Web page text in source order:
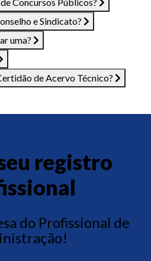
e Sindicato?
uma?
de Acervo Técnico?
registro
do Profissional de